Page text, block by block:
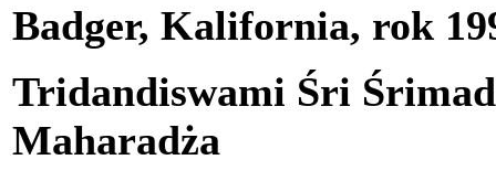
Badger, Kalifornia, rok
Tridandiswami Śri
Maharadża